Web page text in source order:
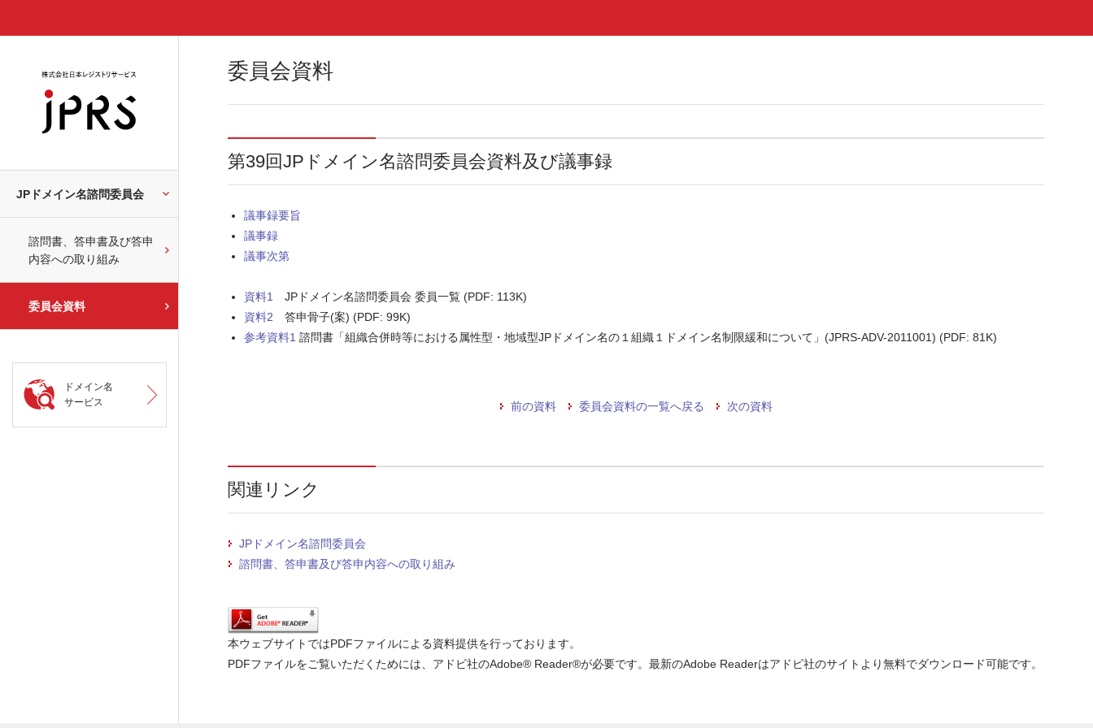
JPドメイン名諮問委員会
諮問書、答申書及び答申
内容への取り組み
委員会資料
ドメイン名
サービス
委員会資料
第39回JPドメイン名諮問委員会資料及び議事録
議事録要旨
議事録
議事次第
資料1
JPドメイン名諮問委員会 委員一覧 (PDF: 113K)
資料2 答申骨子(案) (PDF: 99K)
参考資料1 諮問書「組織合併時等における属性型・地域型JPドメイン名の１組織１ドメイン名制限緩和について」(JPRS-ADV-2011001) (PDF: 81K)
前の資料 委員会資料の一覧へ戻る 次の資料
関連リンク
JPドメイン名諮問委員会
諮問書、答申書及び答申内容への取り組み
本ウェブサイトではPDFファイルによる資料提供を行っております。
PDFファイルをご覧いただくためには、アドビ社のAdobe® Reader®が必要です。最新のAdobe Readerはアドビ社のサイトより無料でダウンロード可能です。